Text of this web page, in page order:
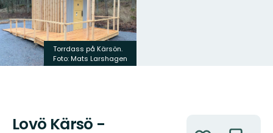
helskärmsläge
Torrdass på Kärsön.
Foto: Mats Larshagen
Lovö Kärsö -